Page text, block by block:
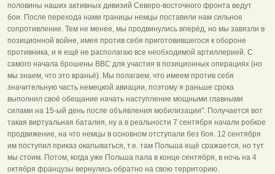
половины наших активных дивизий Северо-восточного фронта ведут
бои. После перехода нами границы немцы поставили нам сильное
сопротивление. Тем не менее, мы продвинулись вперёд, но мы завязли в
позиционной войне, имея против себя приготовившегося к обороне
противника, и я ещё не располагаю все необходимой артиллерией. С
самого начала брошены ВВС для участия в позиционных операциях (но
мы знаем, что это враньё). Мы полагаем, что имеем против себя
значительную часть немецкой авиации, поэтому я раньше срока
выполнил своё обещание начать наступление мощными главными
силами на 15-ый день после объявления мобилизации". Получается вот
такая виртуальная баталия, ну а в реальности 7 сентября начали робкое
продвижение, на что немцы в основном отступали без боя. 12 сентября
им поступил приказ окапываться, т.е. там Польша ещё сражается, но тут
мы стоим. Потом, когда уже Польша пала в конце сентября, в ночь на 4
октября французы вернулись обратно на свою территорию.